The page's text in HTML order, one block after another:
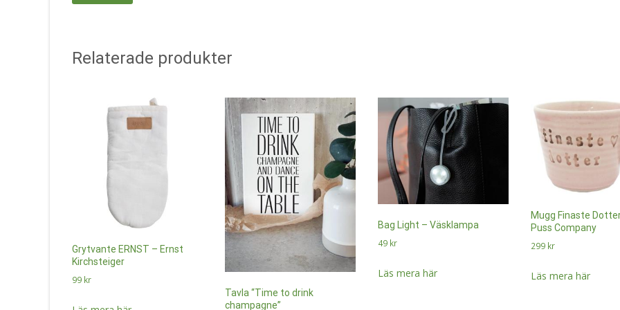
Relaterade produkter
Grytvante ERNST – Ernst
Kirchsteiger
99 kr
Tavla “Time to drink
champagne”
Bag Light – Väsklampa
49 kr
Läs mera här
Mugg Finaste
Puss Company
299 kr
Läs mera här